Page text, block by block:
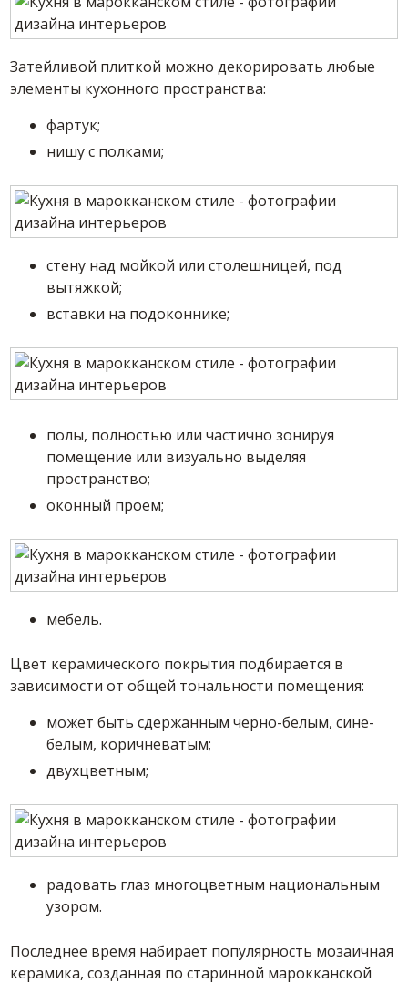
Затейливой плиткой можно декорировать любые
элементы кухонного пространства:
фартук;
нишу с полками;
стену над мойкой или столешницей, под
вытяжкой;
вставки на подоконнике;
полы, полностью или частично зонируя
помещение или визуально выделяя
пространство;
оконный проем;
мебель.
Цвет керамического покрытия подбирается в
зависимости от общей тональности помещения:
может быть сдержанным черно-белым, сине-
белым, коричневатым;
двухцветным;
радовать глаз многоцветным национальным
узором.
Последнее время набирает популярность мозаичная
керамика, созданная по старинной марокканской